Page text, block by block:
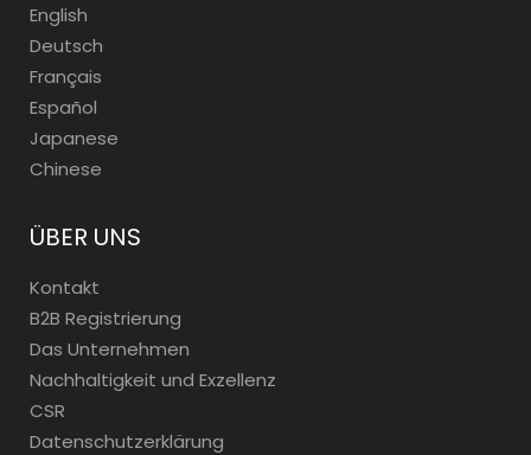
English
Deutsch
Français
Español
Japanese
Chinese
ÜBER UNS
Kontakt
B2B Registrierung
Das Unternehmen
Nachhaltigkeit und Exzellenz
CSR
Datenschutzerklärung